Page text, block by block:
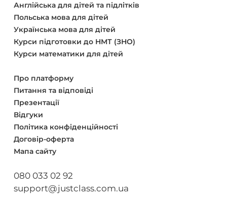
Англійська для дітей та підлітків
Польська мова для дітей
Українська мова для дітей
Курси підготовки до НМТ (ЗНО)
Курси математики для дітей
Про платформу
Питання та відповіді
Презентації
Відгуки
Політика конфіденційності
Договір-оферта
Мапа сайту
080 033 02 92
support@justclass.com.ua